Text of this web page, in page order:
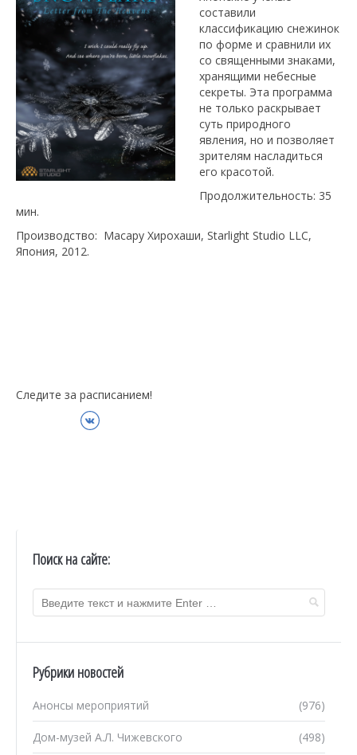
составили
классификацию снежинок
по форме и сравнили их
со священными знаками,
хранящими небесные
секреты. Эта программа
не только раскрывает
суть природного
явления, но и позволяет
зрителям насладиться
его красотой.
Продолжительность: 35
мин.
Производство: Масару Хирохаши, Starlight Studio LLC,
Япония, 2012.
Следите за расписанием!
ВКонтакте
Поиск на сайте:
Рубрики новостей
(976)
Анонсы мероприятий
(498)
Дом-музей А.Л. Чижевского